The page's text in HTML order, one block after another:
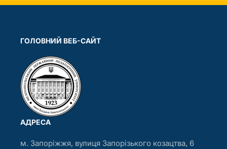
ГОЛОВНИЙ ВЕБ-САЙТ
АДРЕСА
м. Запоріжжя, вулиця Запорізького козацтва, 6